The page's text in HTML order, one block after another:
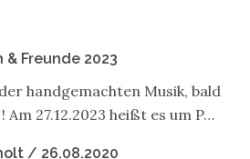
Freunde 2023
handgemachten Musik, bald
27.12.2023 heißt es um P…
/ 26.08.2020